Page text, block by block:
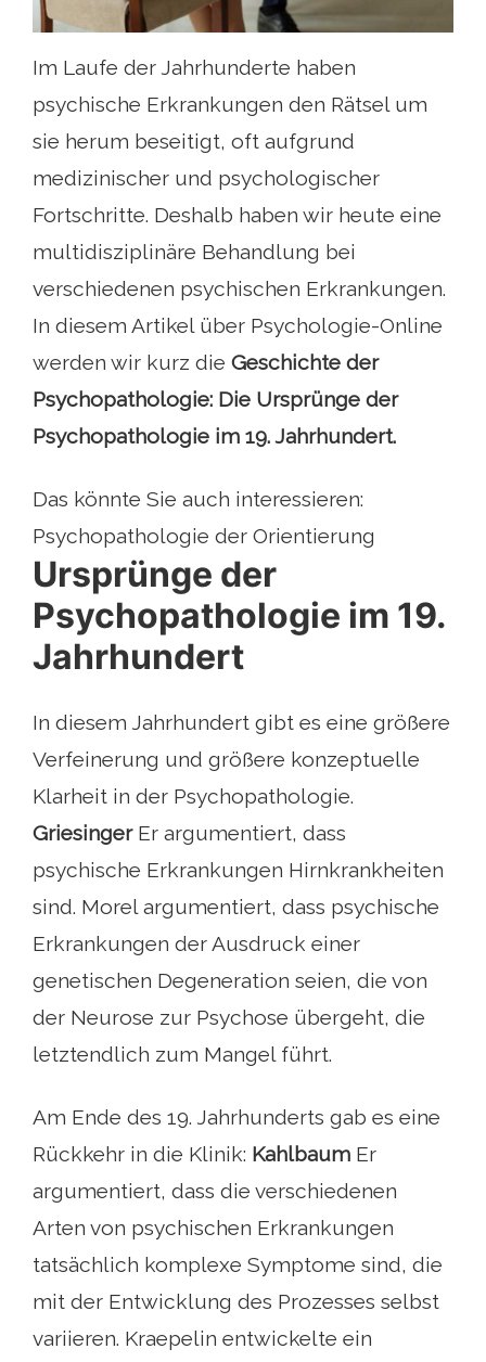
Im Laufe der Jahrhunderte haben
psychische Erkrankungen den Rätsel um
sie herum beseitigt, oft aufgrund
medizinischer und psychologischer
Fortschritte. Deshalb haben wir heute eine
multidisziplinäre Behandlung bei
verschiedenen psychischen Erkrankungen.
In diesem Artikel über Psychologie-Online
werden wir kurz die Geschichte der
Psychopathologie: Die Ursprünge der
Psychopathologie im 19. Jahrhundert.
Das könnte Sie auch interessieren:
Psychopathologie der Orientierung
Ursprünge der
Psychopathologie im 19.
Jahrhundert
In diesem Jahrhundert gibt es eine größere
Verfeinerung und größere konzeptuelle
Klarheit in der Psychopathologie.
GriesingerEr argumentiert, dass
psychische Erkrankungen Hirnkrankheiten
sind. Morel argumentiert, dass psychische
Erkrankungen der Ausdruck einer
genetischen Degeneration seien, die von
der Neurose zur Psychose übergeht, die
letztendlich zum Mangel führt.
Am Ende des 19. Jahrhunderts gab es eine
Rückkehr in die Klinik: Kahlbaum Er
argumentiert, dass die verschiedenen
Arten von psychischen Erkrankungen
tatsächlich komplexe Symptome sind, die
mit der Entwicklung des Prozesses selbst
variieren. Kraepelin entwickelte ein